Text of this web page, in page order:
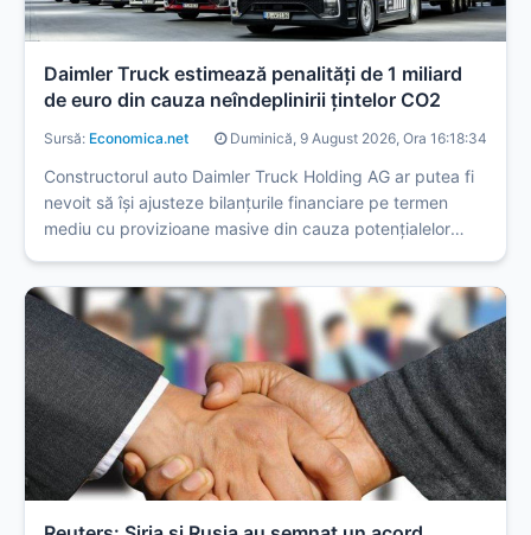
Daimler Truck estimează penalități de 1 miliard
de euro din cauza neîndeplinirii țintelor CO2
Sursă: Economica.net Duminică, 9 August 2026, Ora 16:18:34
Constructorul auto Daimler Truck Holding AG ar putea fi
nevoit să își ajusteze bilanțurile financiare pe termen
mediu cu provizioane masive din cauza potențialelor